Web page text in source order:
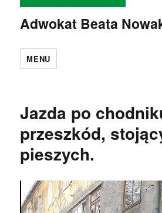
Adwokat Beata
MENU
Jazda po
przeszkód,
pieszych.